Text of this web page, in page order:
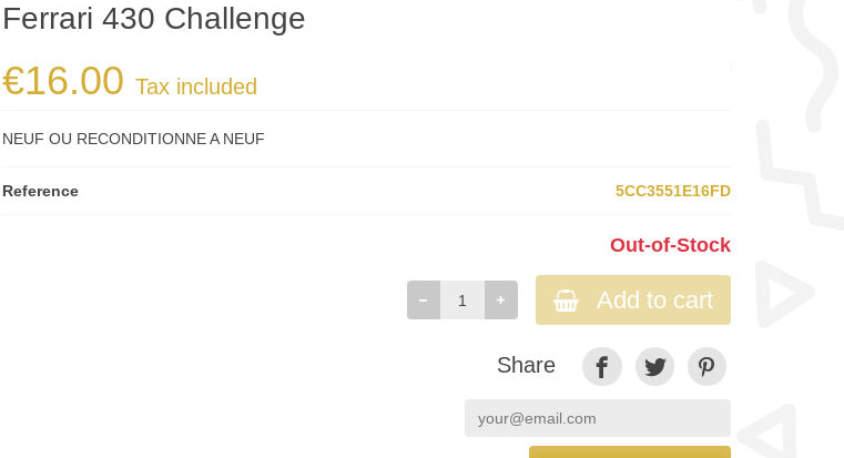
Ferrari 430 Challenge
€16.00Tax included
NEUF OU RECONDITIONNE A NEUF
Reference 5CC3551E16FD
Out-of-Stock
Add to cart
Share